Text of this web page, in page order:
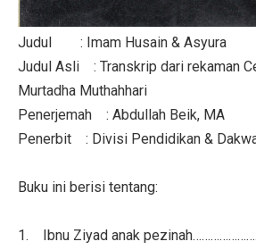
Judul : Imam Husain & Asyura
Judul Asli : Transkrip dari rekaman
Murtadha Muthahhari
Penerjemah : Abdullah Beik, MA
Penerbit : Divisi Pendidikan &
Buku ini berisi tentang:
1. Ibnu Ziyad anak